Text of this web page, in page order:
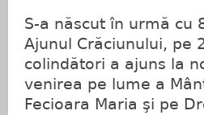
S-a născut în urmă cu
Ajunul Crăciunului, pe
colindători a ajuns la
venirea pe lume a
Fecioara Maria şi pe